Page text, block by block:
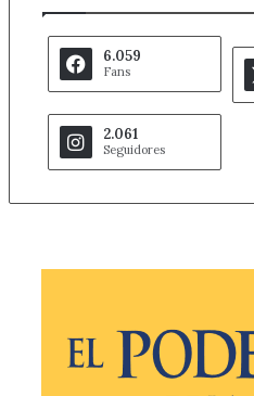
6.059
Fans
2.061
Seguidores